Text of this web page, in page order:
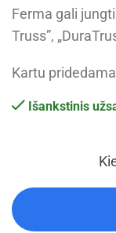
Ferma gali
Truss”,
Kartu
Išankstinis